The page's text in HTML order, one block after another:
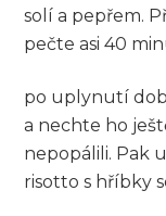
solí a pepřem.
pečte asi 40
po uplynutí
a nechte ho
nepopálili. Pak
risotto s hříbky